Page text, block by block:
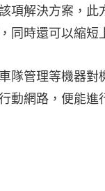
項解決方案，
同時還可以縮短
隊管理等機器
動網路，便能進